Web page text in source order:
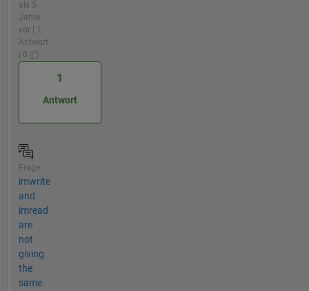
als 5
Jahre
vor | 1
Antwort
| 0
1
Antwort
Frage
imwrite
and
imread
are
not
giving
the
same